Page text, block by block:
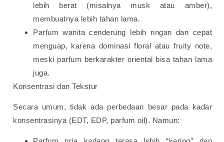
lebih berat (misalnya musk atau amber),
membuatnya lebih tahan lama.
Parfum wanita cenderung lebih ringan dan cepat
menguap, karena dominasi floral atau fruity note,
meski parfum berkarakter oriental bisa tahan lama
juga.
Konsentrasi dan Tekstur
Secara umum, tidak ada perbedaan besar pada kadar
konsentrasinya (EDT, EDP, parfum oil). Namun: